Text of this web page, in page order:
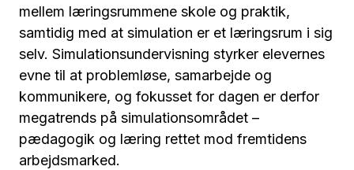
mellem læringsrummene skole og praktik,
samtidig med at simulation er et læringsrum i sig
selv. Simulationsundervisning styrker elevernes
evne til at problemløse, samarbejde og
kommunikere, og fokusset for dagen er derfor
megatrends på simulationsområdet –
pædagogik og læring rettet mod fremtidens
arbejdsmarked.